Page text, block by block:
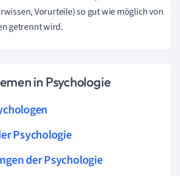
Vorurteile) so gut wie möglich von
getrennt wird.
in Psychologie
Psychologie
der Psychologie